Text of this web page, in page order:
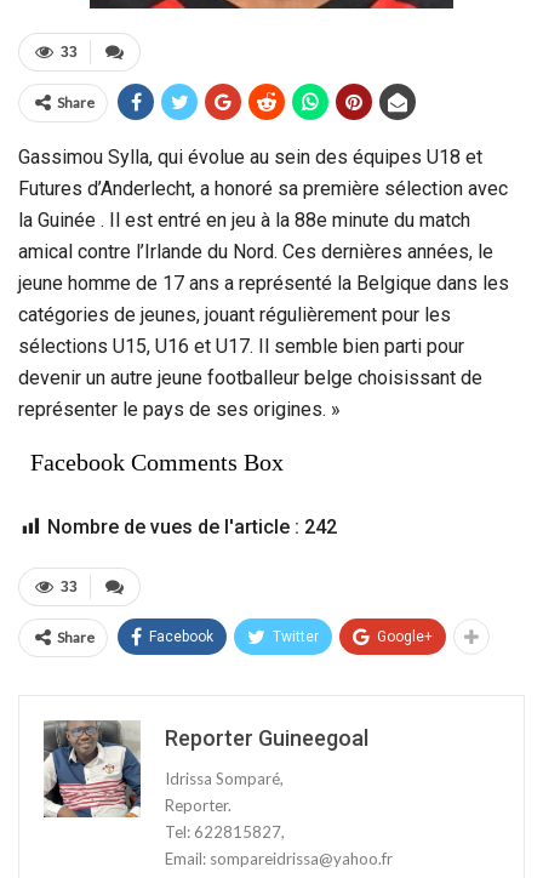
33
Share
Gassimou Sylla, qui évolue au sein des équipes U18 et
Futures d’Anderlecht, a honoré sa première sélection avec
la Guinée . Il est entré en jeu à la 88e minute du match
amical contre l’Irlande du Nord. Ces dernières années, le
jeune homme de 17 ans a représenté la Belgique dans les
catégories de jeunes, jouant régulièrement pour les
sélections U15, U16 et U17. Il semble bien parti pour
devenir un autre jeune footballeur belge choisissant de
représenter le pays de ses origines. »
Facebook Comments Box
Nombre de vues de l'article : 242
33
Share Facebook Twitter Google+
Reporter Guineegoal
Idrissa Somparé,
Reporter.
Tel: 622815827,
Email: sompareidrissa@yahoo.fr